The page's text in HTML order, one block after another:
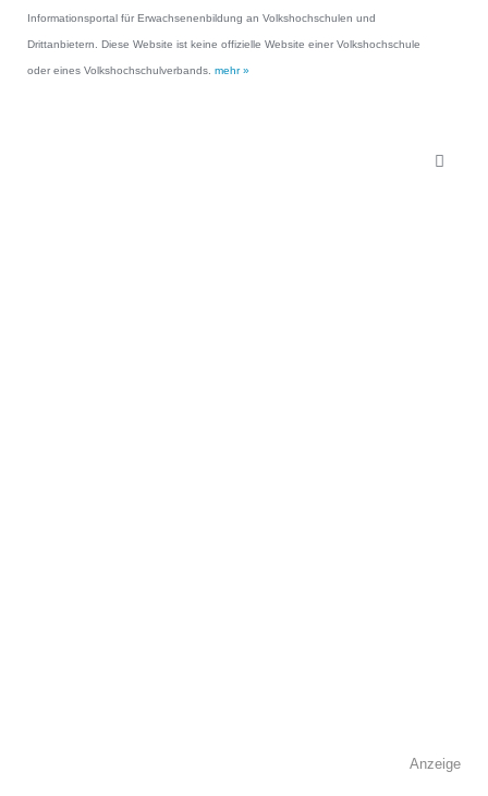
Informationsportal für Erwachsenenbildung an Volkshochschulen und
Drittanbietern. Diese Website ist keine offizielle Website einer Volkshochschule
oder eines Volkshochschulverbands. mehr »
Anzeige